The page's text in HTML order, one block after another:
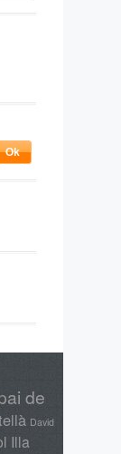
de
David
Illa